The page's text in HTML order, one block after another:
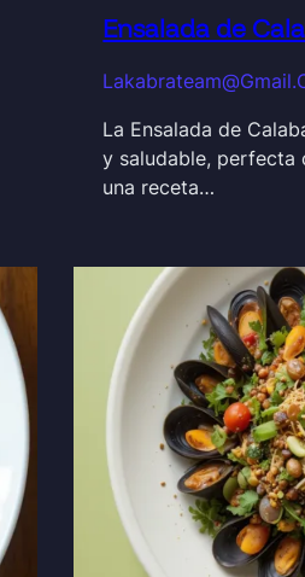
Ensalada de
La Ensalada de
y saludable, perfecta
una receta…